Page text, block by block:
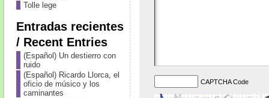
Tolle lege
Entradas recientes
/ Recent Entries
(Español) Un destierro con
ruido
(Español) Ricardo Llorca, el
oficio de músico y los
caminantes
CAPTCHA Code